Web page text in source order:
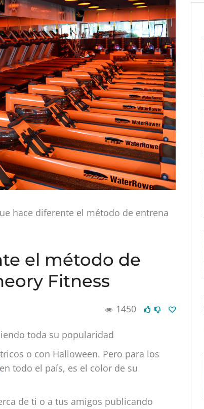
hace diferente el método de entrena
el método de
Fitness
1450
toda su popularidad
o con Halloween. Pero para los
en todo el país, es el color de su
de ti o a tus amigos publicando